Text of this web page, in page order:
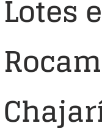
Lotes